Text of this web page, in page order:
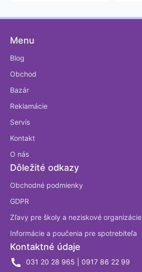
Menu
Blog
Obchod
Bazár
Reklamácie
Servis
Kontakt
O nás
Dôležité odkazy
Obchodné podmienky
GDPR
Zľavy pre školy a neziskové organizácie
Informácie a poučenia pre spotrebiteľa
Kontaktné údaje
031 20 28 965 | 0917 86 22 99